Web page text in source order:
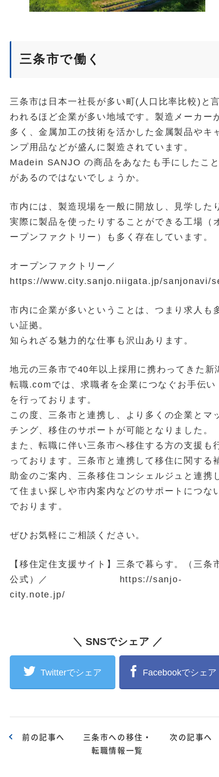
三条市で働く
三条市は日本一社長が多い町(人口比率比較)と
われるほど企業が多い地域です。製造メーカー
多く、金属加工の技術を活かした金属製品やキ
ンプ用品などが盛んに製造されています。
Madein SANJO の商品をあなたも手にしたこ
があるのではないでしょうか。
市内には、製造現場を一般に開放し、見学した
実際に製品を使ったりすることができる工場（
ープンファクトリー）も多く存在しています。
オープンファクトリー／
https://www.city.sanjo.niigata.jp/sanjonavi/
市内に企業が多いということは、つまり求人も
い証拠。
知られざる魅力的な仕事も沢山あります。
地元の三条市で40年以上採用に携わってきた新
転職.comでは、求職者を企業につなぐお手伝い
を行っております。
この度、三条市と連携し、より多くの企業とマ
チング、移住のサポートが可能となりました。
また、転職に伴い三条市へ移住する方の支援も
っております。三条市と連携して移住に関する
助金のご案内、三条移住コンシェルジュと連携
て住まい探しや市内案内などのサポートにつな
でおります。
ぜひお気軽にご相談ください。
【移住定住支援サイト】三条で暮らす。（三条
公式）／ https://sanjo-
city.note.jp/
＼ SNSでシェア ／
Twitterでシェア Facebookでシェア
前の記事へ
三条市への移住・
転職情報一覧
次の記事へ